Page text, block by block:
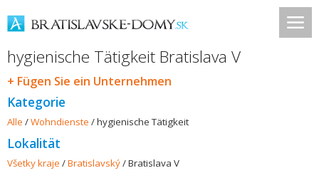
hygienische Tätigkeit Bratislava V
+ Fügen Sie ein Unternehmen
Kategorie
Alle /Wohndienste /hygienische Tätigkeit
Lokalität
Všetky kraje /Bratislavský/Bratislava V